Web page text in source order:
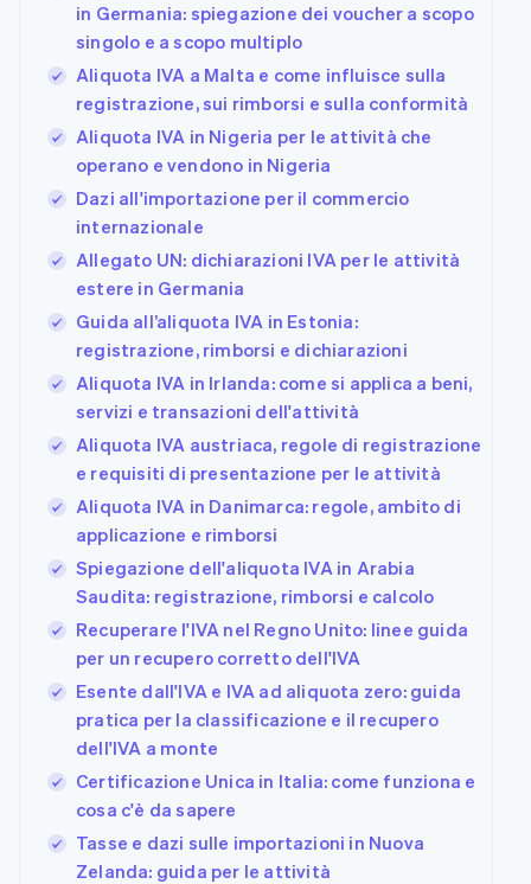
in Germania: spiegazione dei voucher a scopo
singolo e a scopo multiplo
Aliquota IVA a Malta e come influisce sulla
registrazione, sui rimborsi e sulla conformità
Aliquota IVA in Nigeria per le attività che
operano e vendono in Nigeria
Dazi all'importazione per il commercio
internazionale
Allegato UN: dichiarazioni IVA per le attività
estere in Germania
Guida all’aliquota IVA in Estonia:
registrazione, rimborsi e dichiarazioni
Aliquota IVA in Irlanda: come si applica a beni,
servizi e transazioni dell'attività
Aliquota IVA austriaca, regole di registrazione
e requisiti di presentazione per le attività
Aliquota IVA in Danimarca: regole, ambito di
applicazione e rimborsi
Spiegazione dell'aliquota IVA in Arabia
Saudita: registrazione, rimborsi e calcolo
Recuperare l'IVA nel Regno Unito: linee guida
per un recupero corretto dell'IVA
Esente dall'IVA e IVA ad aliquota zero: guida
pratica per la classificazione e il recupero
dell'IVA a monte
Certificazione Unica in Italia: come funziona e
cosa c'è da sapere
Tasse e dazi sulle importazioni in Nuova
Zelanda: guida per le attività